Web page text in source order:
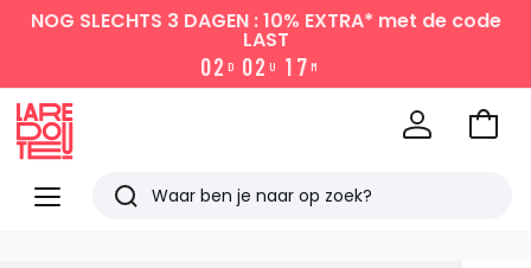
NOG SLECHTS 3 DAGEN : 10% EXTRA* met de code
LAST
02 D 02 U 1 7 M
Menu
Redoute
Zoeken
Naar